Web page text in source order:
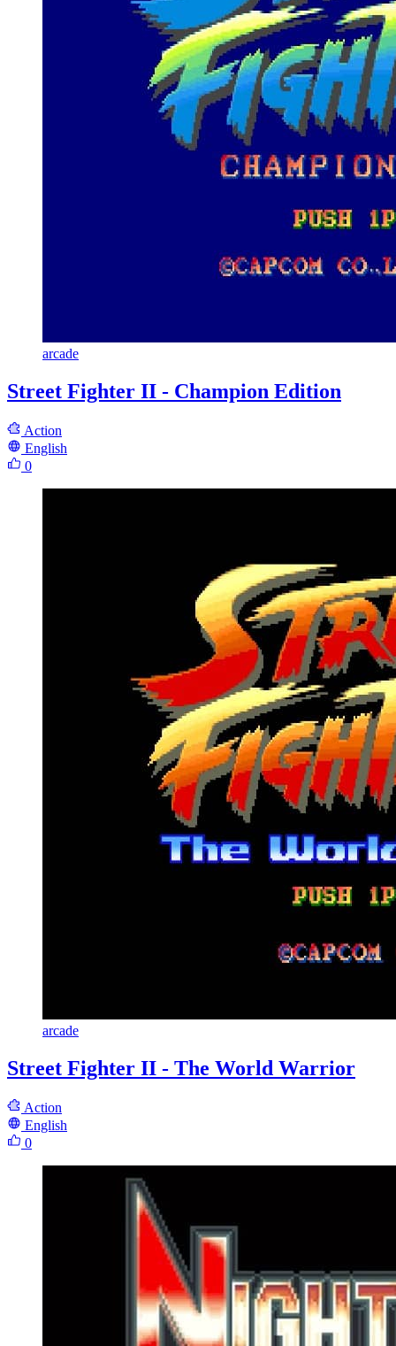
arcade
Street Fighter II - Champion Edition
Action
English
0
arcade
Street Fighter II - The World Warrior
Action
English
0